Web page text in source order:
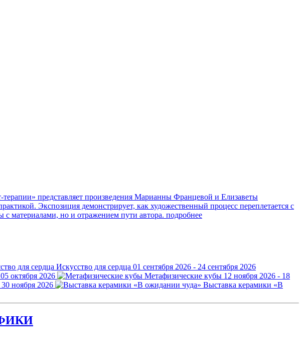
представляет произведения Марианны Францевой и Елизаветы
Экспозиция демонстрирует, как художественный процесс переплетается с
с материалами, но и отражением пути автора. подробнее
Искусство для сердца 01 сентября 2026 - 24 сентября 2026
октября 2026 Метафизические кубы 12 ноября 2026 - 18
ноября 2026
Выставка керамики «В